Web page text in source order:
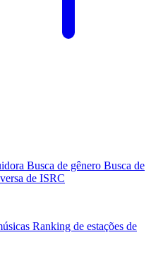
Busca de gênero Busca de
de ISRC
Ranking de estações de